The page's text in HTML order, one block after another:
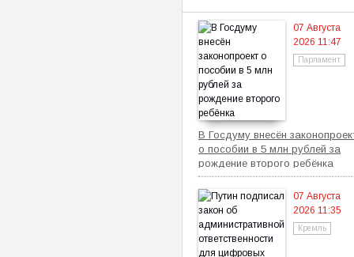
07 Августа
2026 11:47
Парламент
В Госдуму внесён
о пособии в 5 млн рублей за
рождение второго ребёнка
07 Августа
2026 11:35
Кремль